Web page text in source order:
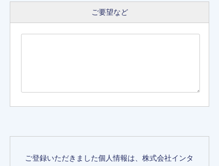
ご要望など
ご登録いただきました個人情報は、株式会社インタ